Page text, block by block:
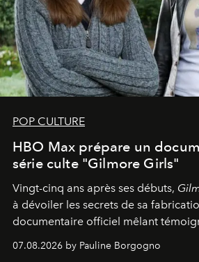
POP CULTURE
HBO Max prépare un
série culte "Gilmore Girls"
Vingt-cinq ans après ses débuts,
à dévoiler les secrets de sa
documentaire officiel mêlant
inédites et plongée dans les
générationnel.
07.08.2026 by Pauline Borgogno